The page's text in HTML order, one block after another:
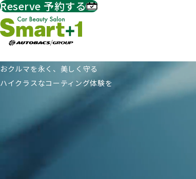
おクルマを永く、美しく守る
ハイクラスなコーティング体験を
Reserve 予約する